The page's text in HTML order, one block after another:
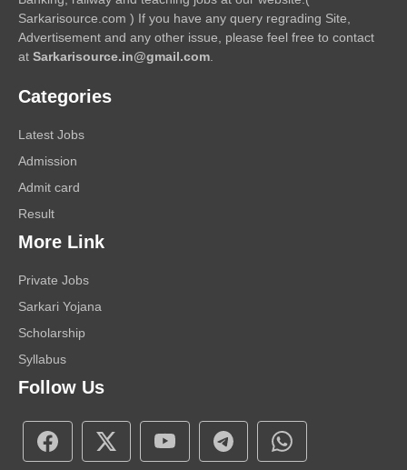
Sarkarisource.com ) If you have any query regrading Site,
Advertisement and any other issue, please feel free to contact
at Sarkarisource.in@gmail.com
Categories
Latest Jobs
Admission
Admit card
Result
More Link
Private Jobs
Sarkari Yojana
Scholarship
Syllabus
Follow Us